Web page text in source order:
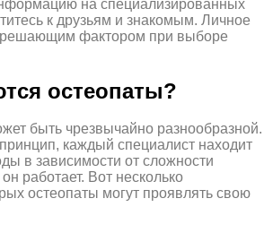
на специализированных
к друзьям и знакомым. Личное
решающим фактором при выборе
остеопаты?
быть чрезвычайно разнообразной.
каждый специалист находит
в зависимости от сложности
работает. Вот несколько
остеопаты могут проявлять свою